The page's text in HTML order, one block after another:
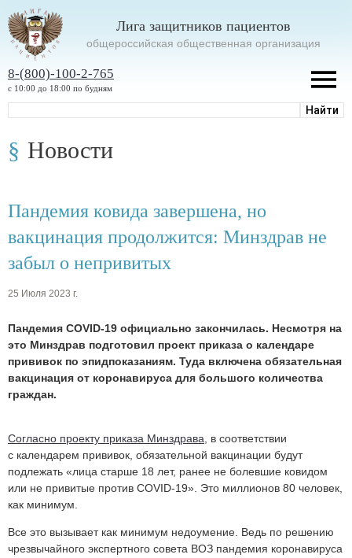
Лига защитников пациентов
oбщероссийская общественная организация
8-(800)-100-2-765
с 10:00 до 18:00 по будням
Новости
Пандемия ковида завершена, но
вакцинация продолжится: Минздрав не
забыл о непривитых
25 Июля 2023 г.
Пандемия COVID-19 официально закончилась. Несмотря на
это Минздрав подготовил проект приказа о календаре
прививок по эпидпоказаниям. Туда включена обязательная
вакцинация от коронавируса для большого количества
граждан.
Согласно проекту приказа Минздрава , в соответствии
с календарем прививок, обязательной вакцинации будут
подлежать «лица старше 18 лет, ранее не болевшие ковидом
или не привитые против COVID-19». Это миллионов 80 человек,
как минимум.
Все это вызывает как минимум недоумение. Ведь по решению
чрезвычайного экспертного совета ВОЗ пандемия коронавируса